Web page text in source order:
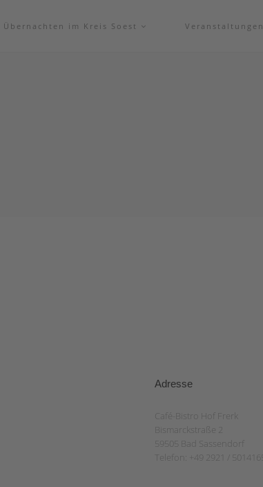
Übernachten im Kreis Soest Veranstaltungen
Adresse
Café-Bistro Hof Frerk
Bismarckstraße 2
59505 Bad Sassendorf
Telefon: +49 2921 / 5014165